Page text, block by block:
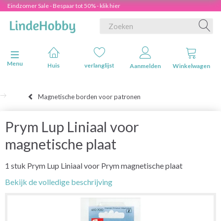
Eindzomer Sale - Bespaar tot 50% - klik hier
Navigatie in-/uitschakelen
Menu
Huis verlanglijst Aanmelden Winkelwagen
Magnetische borden voor patronen
Prym Lup Liniaal voor
magnetische plaat
1 stuk Prym Lup Liniaal voor Prym magnetische plaat
Bekijk de volledige beschrijving